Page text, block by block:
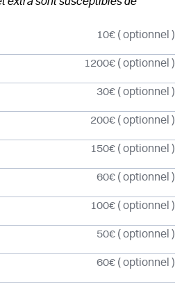
10€ ( optionnel )
1200€ ( optionnel )
30€ ( optionnel )
200€ ( optionnel )
150€ ( optionnel )
60€ ( optionnel )
100€ ( optionnel )
50€ ( optionnel )
60€ ( optionnel )